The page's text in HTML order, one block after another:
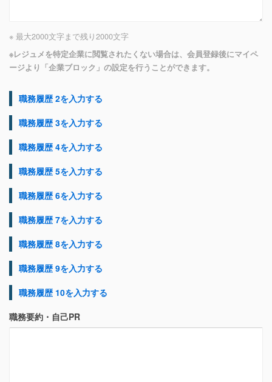
※ 最大2000文字まで残り2000文字
※レジュメを特定企業に閲覧されたくない場合は、会員登録後にマイペ
ージより「企業ブロック」の設定を行うことができます。
職務履歴 2を入力する
職務履歴 3を入力する
職務履歴 4を入力する
職務履歴 5を入力する
職務履歴 6を入力する
職務履歴 7を入力する
職務履歴 8を入力する
職務履歴 9を入力する
職務履歴 10を入力する
職務要約・自己PR